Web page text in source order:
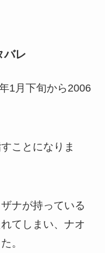
バレ
1月下旬から2006
ことになりま
ナが持っている
てしまい、ナオ
。